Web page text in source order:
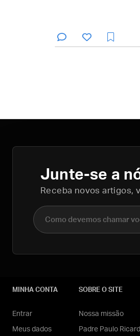
Junte-se a
Receba novos artigos,
Nome completo
MINHA CONTA
Entrar
Meus dados
SOBRE O SITE
Nossa missão
Padre Paulo